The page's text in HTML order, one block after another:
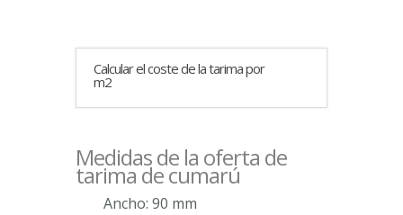
Calcular el coste de la tarima por
m2
Medidas de la oferta de
tarima de cumarú
Ancho: 90 mm